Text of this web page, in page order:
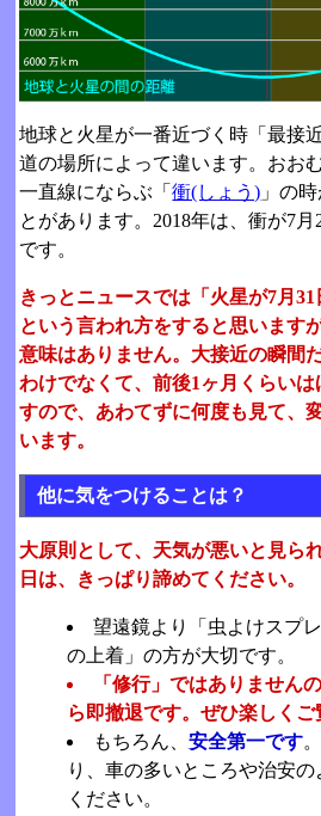
地球と火星が一番近づく時「最接
道の場所によって違います。おお
一直線にならぶ「衝(しょう) 」の
とがあります。2018年は、衝が7月
です。
きっとニュースでは「火星が7月31
という言われ方をすると思います
意味はありません。大接近の瞬間
わけでなくて、前後1ヶ月くらい
すので、あわてずに何度も見て、
います。
他に気をつけることは？
大原則として、天気が悪いと見ら
日は、きっぱり諦めてください。
望遠鏡より「虫よけスプ
の上着」の方が大切です。
「修行」ではありません
ら即撤退です。ぜひ楽しくご
もちろん、安全第一です
り、車の多いところや治安
ください。